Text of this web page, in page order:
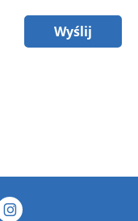
Wyślij